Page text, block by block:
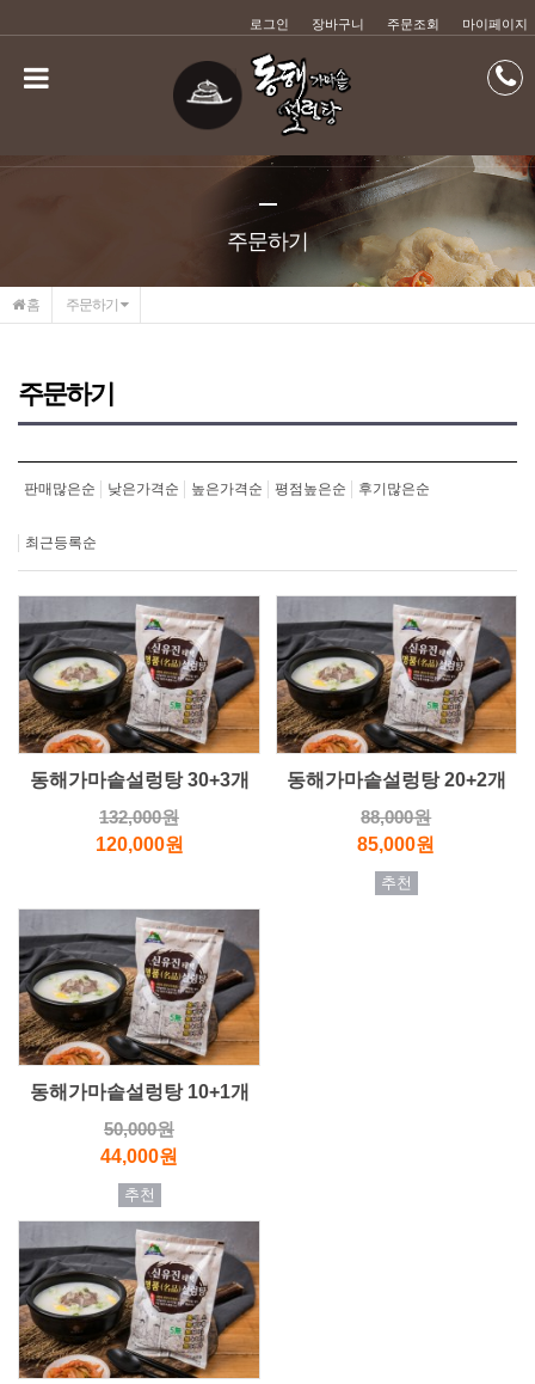
로그인 장바구니 주문조회 마이페이지
주문하기
홈 주문하기
주문하기
판매많은순 낮은가격순 높은가격순 평점높은순 후기많은순
최근등록순
동해가마솥설렁탕 30+3개
132,000원
120,000원
동해가마솥설렁탕 20+2개
88,000원
85,000원
추천
동해가마솥설렁탕 10+1개
50,000원
44,000원
추천